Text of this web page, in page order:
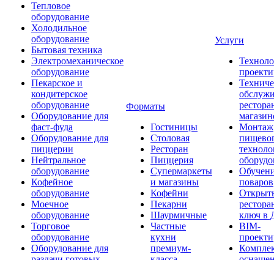
Тепловое
оборудование
Холодильное
оборудование
Бытовая техника
Электромеханическое
оборудование
Пекарское и
кондитерское
оборудование
Оборудование для
фаст-фуда
Оборудование для
пиццерии
Нейтральное
оборудование
Кофейное
оборудование
Моечное
оборудование
Торговое
оборудование
Оборудование для
Форматы
Гостиницы
Столовая
Ресторан
Пиццерия
Супермаркеты
и магазины
Кофейни
Пекарни
Шаурмичные
Частные
кухни
премиум-
Услуги
Монтаж
поваров
ключ в
BIM-